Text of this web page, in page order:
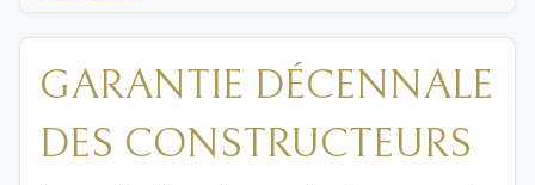
GARANTIE DÉCENNALE
DES CONSTRUCTEURS